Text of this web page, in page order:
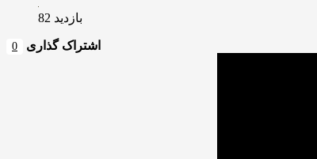
بازدید 82
اشتراک گذاری 0